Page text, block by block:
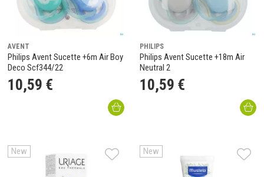
AVENT
Philips Avent Sucette +6m Air Boy
Deco Scf344/22
10,59 €
PHILIPS
Philips Avent Sucette +18m Air
Neutral 2
10,59 €
New New